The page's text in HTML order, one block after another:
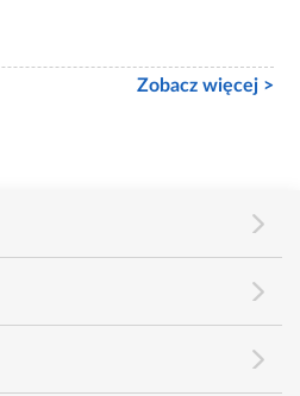
Zobacz więcej >